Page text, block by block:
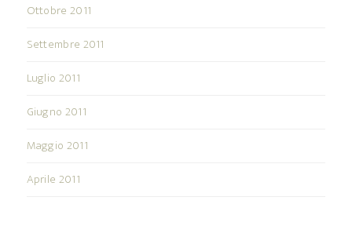
Ottobre 2011
Settembre 2011
Luglio 2011
Giugno 2011
Maggio 2011
Aprile 2011